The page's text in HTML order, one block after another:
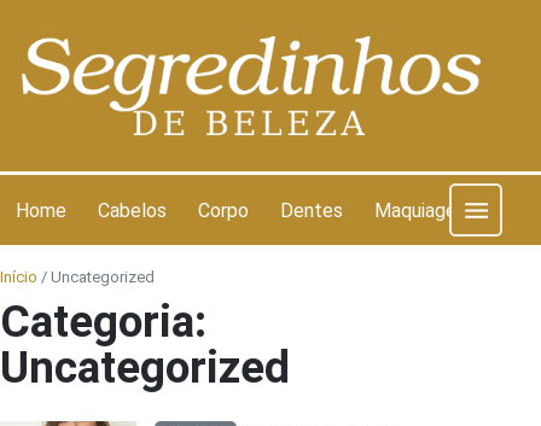
Home Cabelos Corpo Dentes Maquiagem
Início / Uncategorized
Categoria:
Uncategorized